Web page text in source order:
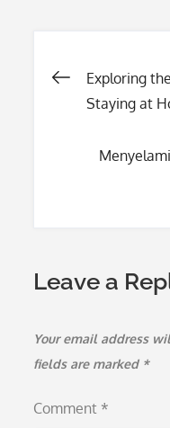
Post
Exploring
Staying at
Leave a
Your email address
fields are marked *
Comment *